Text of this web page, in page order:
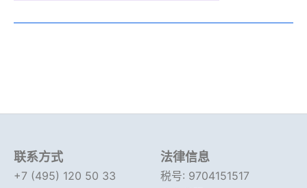
联系方式
+7 (495) 120 50 33
法律信息
税号: 9704151517